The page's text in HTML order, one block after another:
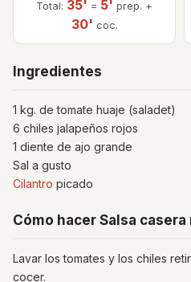
Total: 35' = 5' prep. +
30' coc.
Ingredientes
1 kg. de tomate huaje (saladet)
6 chiles jalapeños rojos
1 diente de ajo grande
Sal a gusto
Cilantro picado
Cómo hacer Salsa casera
Lavar los tomates y los chiles
cocer.